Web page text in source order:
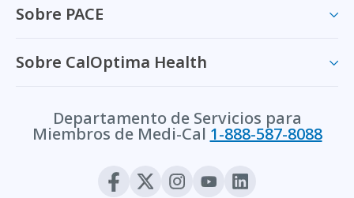
Sobre PACE
Sobre CalOptima Health
Departamento de Servicios para
Miembros de Medi-Cal 1-888-587-8088